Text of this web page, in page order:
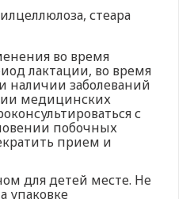
стеара
во время
лактации, во время
наличии заболеваний
медицинских
с
побочных
прием и
для детей месте. Не
упаковке